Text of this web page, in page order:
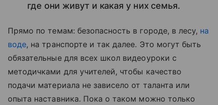
где они живут и какая у них семья.
Прямо по темам: безопасность в городе, в лесу, на
воде, на транспорте и так далее. Это могут быть
обязательные для всех школ видеоуроки с
методичками для учителей, чтобы качество
подачи материала не зависело от таланта или
опыта наставника. Пока о таком можно только